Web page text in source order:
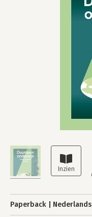
Paperback Nederlands